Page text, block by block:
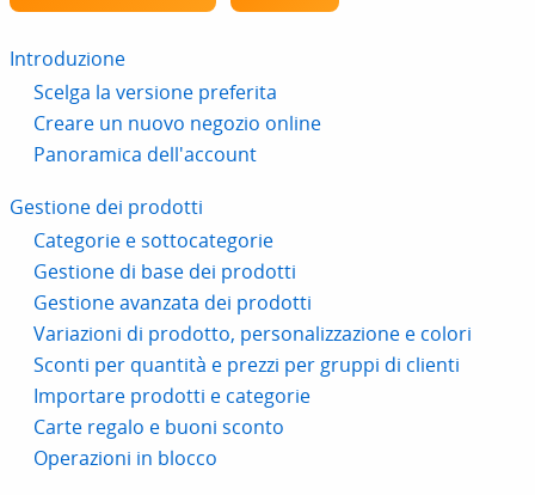
Introduzione
Scelga la versione preferita
Creare un nuovo negozio online
Panoramica dell'account
Gestione dei prodotti
Categorie e sottocategorie
Gestione di base dei prodotti
Gestione avanzata dei prodotti
Variazioni di prodotto, personalizzazione e colori
Sconti per quantità e prezzi per gruppi di clienti
Importare prodotti e categorie
Carte regalo e buoni sconto
Operazioni in blocco